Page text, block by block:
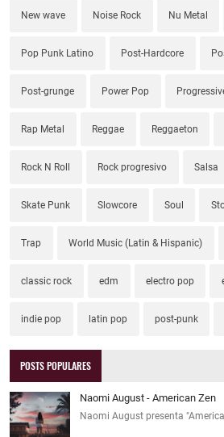
New wave Noise Rock Nu Metal
Pop Punk Latino Post-Hardcore
Post-grunge Power Pop
Rap Metal Reggae Reggaeton
Rock N Roll Rock progresivo Salsa
Skate Punk Slowcore Soul
Trap World Music (Latin & Hispanic)
classic rock edm electro pop
indie pop latin pop post-punk
POSTS POPULARES
Naomi August - American Zen
Naomi August presenta